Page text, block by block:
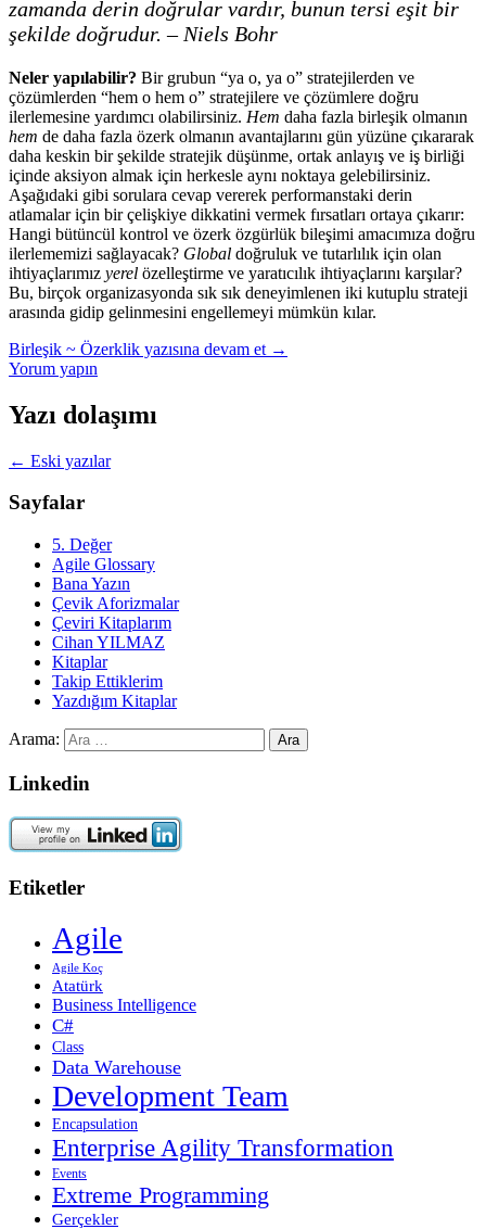
zamanda derin doğrular vardır, bunun tersi eşit bir
şekilde doğrudur. – Niels Bohr
Neler yapılabilir? Bir grubun “ya o, ya o” stratejilerden ve
çözümlerden “hem o hem o” stratejilere ve çözümlere doğru
ilerlemesine yardımcı olabilirsiniz. Hem daha fazla birleşik olmanın
hem de daha fazla özerk olmanın avantajlarını gün yüzüne çıkararak
daha keskin bir şekilde stratejik düşünme, ortak anlayış ve iş birliği
içinde aksiyon almak için herkesle aynı noktaya gelebilirsiniz.
Aşağıdaki gibi sorulara cevap vererek performanstaki derin
atlamalar için bir çelişkiye dikkatini vermek fırsatları ortaya çıkarır:
Hangi bütüncül kontrol ve özerk özgürlük bileşimi amacımıza doğru
ilerlememizi sağlayacak? Global doğruluk ve tutarlılık için olan
ihtiyaçlarımız yerel özelleştirme ve yaratıcılık ihtiyaçlarını karşılar?
Bu, birçok organizasyonda sık sık deneyimlenen iki kutuplu strateji
arasında gidip gelinmesini engellemeyi mümkün kılar.
Birleşik ~ Özerklik yazısına devam et →
Yorum yapın
Yazı dolaşımı
← Eski yazılar
Sayfalar
5. Değer
Agile Glossary
Bana Yazın
Çevik Aforizmalar
Çeviri Kitaplarım
Cihan YILMAZ
Kitaplar
Takip Ettiklerim
Yazdığım Kitaplar
Arama:
Linkedin
Etiketler
Agile
Agile Koç
Atatürk
Business Intelligence
C#
Class
Data Warehouse
Development Team
Encapsulation
Enterprise Agility Transformation
Events
Extreme Programming
Gerçekler